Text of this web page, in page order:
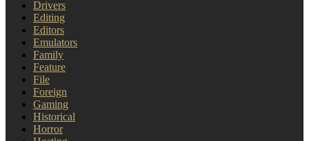
Drivers
Editing
Editors
Emulators
Family
Feature
File
Foreign
Gaming
Historical
Horror